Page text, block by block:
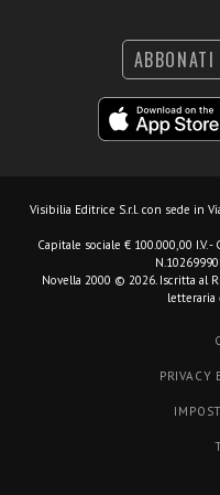
ABBONATI
Visibilia Editrice S.r.l. con sede in
Capitale sociale € 100.000,00 I.V. -
Novella 2000 © 2026. Iscritta al
letteraria
PRIVACY